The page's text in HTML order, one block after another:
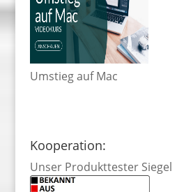
Umstieg auf Mac
Kooperation:
Unser Produkttester Siegel